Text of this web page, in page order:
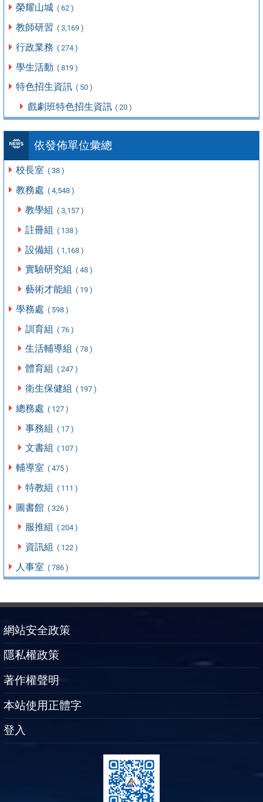
榮耀山城 ( 62 )
教師研習 ( 3,169 )
行政業務 ( 274 )
學生活動 ( 819 )
特色招生資訊 ( 50 )
戲劇班特色招生資訊 ( 20 )
依發佈單位彙總
校長室 ( 38 )
教務處 ( 4,548 )
教學組 ( 3,157 )
註冊組 ( 138 )
設備組 ( 1,168 )
實驗研究組 ( 48 )
藝術才能組 ( 19 )
學務處 ( 598 )
訓育組 ( 76 )
生活輔導組 ( 78 )
體育組 ( 247 )
衛生保健組 ( 197 )
總務處 ( 127 )
事務組 ( 17 )
文書組 ( 107 )
輔導室 ( 475 )
特教組 ( 111 )
圖書館 ( 326 )
服推組 ( 204 )
資訊組 ( 122 )
人事室 ( 786 )
網站安全政策
隱私權政策
著作權聲明
本站使用正體字
登入